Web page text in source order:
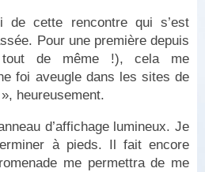
de cette rencontre qui s’est
Pour une première depuis
tout de même !), cela me
foi aveugle dans les sites de
heureusement.
d’affichage lumineux. Je
à pieds. Il fait encore
me permettra de me